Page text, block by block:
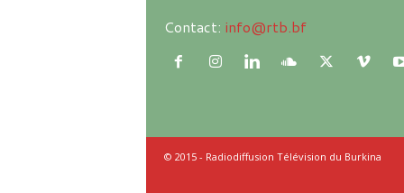
Contact: info@rtb.bf
© 2015 - Radiodiffusion Télévision du Burkina